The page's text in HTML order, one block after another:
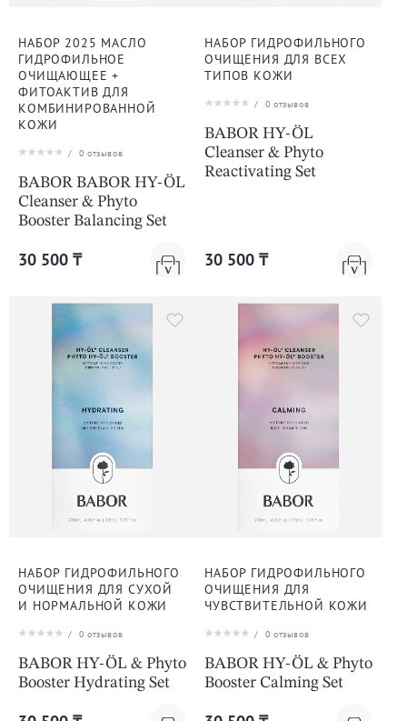
НАБОР 2025 МАСЛО
ГИДРОФИЛЬНОЕ
ОЧИЩАЮЩЕЕ +
ФИТОАКТИВ ДЛЯ
КОМБИНИРОВАННОЙ
КОЖИ
/ 0 отзывов
BABOR BABOR HY-ÖL
Cleanser & Phyto
Booster Balancing Set
30 500 ₸
НАБОР ГИДРОФИЛЬНОГО
ОЧИЩЕНИЯ ДЛЯ ВСЕХ
ТИПОВ КОЖИ
/ 0 отзывов
BABOR HY-ÖL
Cleanser & Phyto
Reactivating Set
30 500 ₸
НАБОР ГИДРОФИЛЬНОГО
ОЧИЩЕНИЯ ДЛЯ СУХОЙ
И НОРМАЛЬНОЙ КОЖИ
/ 0 отзывов
BABOR HY-ÖL & Phyto
Booster Hydrating Set
НАБОР ГИДРОФИЛЬНОГО
ОЧИЩЕНИЯ ДЛЯ
ЧУВСТВИТЕЛЬНОЙ КОЖИ
/ 0 отзывов
BABOR HY-ÖL & Phyto
Booster Calming Set